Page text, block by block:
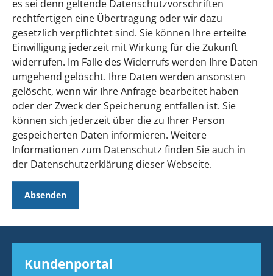
es sei denn geltende Datenschutzvorschriften
rechtfertigen eine Übertragung oder wir dazu
gesetzlich verpflichtet sind. Sie können Ihre erteilte
Einwilligung jederzeit mit Wirkung für die Zukunft
widerrufen. Im Falle des Widerrufs werden Ihre Daten
umgehend gelöscht. Ihre Daten werden ansonsten
gelöscht, wenn wir Ihre Anfrage bearbeitet haben
oder der Zweck der Speicherung entfallen ist. Sie
können sich jederzeit über die zu Ihrer Person
gespeicherten Daten informieren. Weitere
Informationen zum Datenschutz finden Sie auch in
der Datenschutzerklärung dieser Webseite.
Absenden
Kundenportal